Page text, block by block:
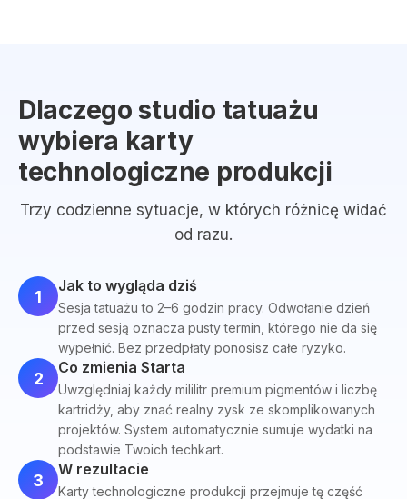
Dlaczego studio tatuażu
wybiera karty
technologiczne produkcji
Trzy codzienne sytuacje, w których różnicę widać
od razu.
1
Jak to wygląda dziś
Sesja tatuażu to 2–6 godzin pracy. Odwołanie dzień
przed sesją oznacza pusty termin, którego nie da się
wypełnić. Bez przedpłaty ponosisz całe ryzyko.
2
Co zmienia Starta
Uwzględniaj każdy mililitr premium pigmentów i liczbę
kartridży, aby znać realny zysk ze skomplikowanych
projektów. System automatycznie sumuje wydatki na
podstawie Twoich techkart.
3
W rezultacie
Karty technologiczne produkcji przejmuje tę część